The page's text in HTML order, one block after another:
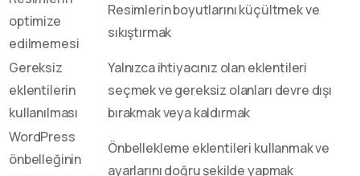
optimize
edilmemesi
Resimlerin boyutlarını küçültmek ve
sıkıştırmak
Gereksiz
eklentilerin
kullanılması
Yalnızca ihtiyacınız olan eklentileri
seçmek ve gereksiz olanları devre dışı
bırakmak veya kaldırmak
WordPress
önbelleğinin
Önbellekleme eklentileri kullanmak ve
ayarlarını doğru şekilde yapmak